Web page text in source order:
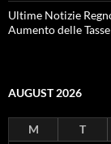
Ultime Notizie
Aumento delle Tasse
AUGUST 2026
M T